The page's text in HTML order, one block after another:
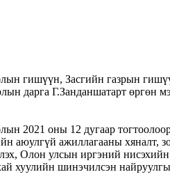
гишүүн, Засгийн газрын
дарга Г.Занданшатарт өргөн
2021 оны 12 дугаар
аюулгүй ажиллагааны хяналт,
Олон улсын иргэний
хуулийн шинэчилсэн